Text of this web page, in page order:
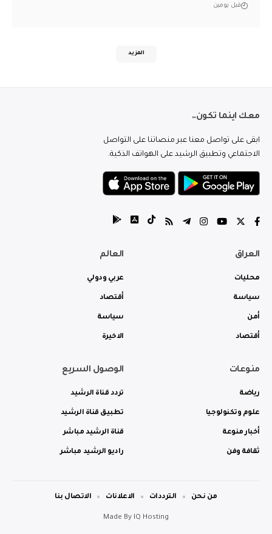
قبل يومين
المزيد
معك اينما تكون..
ابقى على تواصل معنا عبر منصاتنا على التواصل
الاجتماعي وتطبيق الرشيد على الهواتف الذكية.
العراق
محليات
سياسة
أمن
أقتصاد
العالم
عربي ودولي
أقتصاد
سياسة
الاخيرة
منوعات
رياضة
علوم وتكنولوجيا
أخبار منوعة
ثقافة وفن
الوصول السريع
تردد قناة الرشيد
تطبيق قناة الرشيد
قناة الرشيد مباشر
راديو الرشيد مباشر
Made By IQ Hosting
من نحن الترددات الاعلانات الاتصال بنا